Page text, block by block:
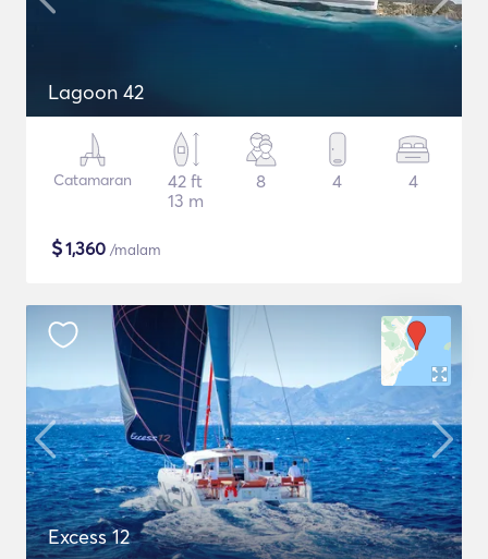
Lagoon 42
Catamaran
42 ft
13 m
8 4 4
$1,360 /malam
Excess 12